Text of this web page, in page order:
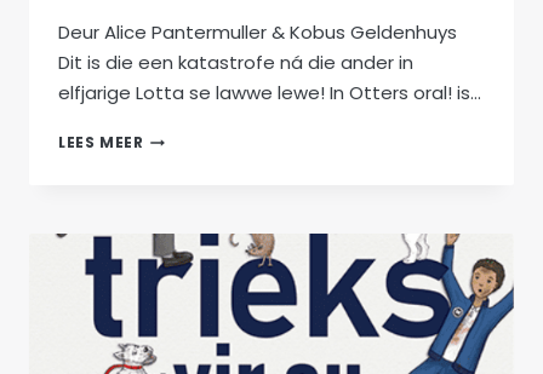
Deur Alice Pantermuller & Kobus Geldenhuys
Dit is die een katastrofe ná die ander in
elfjarige Lotta se lawwe lewe! In Otters oral! is…
LEES MEER LOTTA
OTTERS
ORAL!